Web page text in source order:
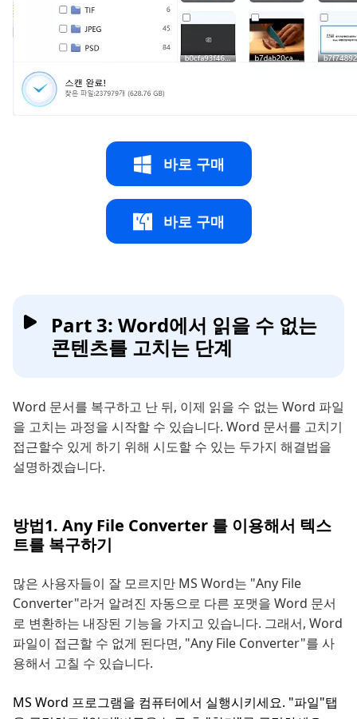
바로 구매
바로 구매
Part 3: Word에서 읽을 수 없는
콘텐츠를 고치는 단계
Word 문서를 복구하고 난 뒤, 이제 읽을 수 없는 Word 파일
을 고치는 과정을 시작할 수 있습니다. Word 문서를 고치기
접근할수 있게 하기 위해 시도할 수 있는 두가지 해결법을
설명하겠습니다.
방법1. Any File Converter 를 이용해서 텍스
트를 복구하기
많은 사용자들이 잘 모르지만 MS Word는 "Any File
Converter"라거 알려진 자동으로 다른 포맷을 Word 문서
로 변환하는 내장된 기능을 가지고 있습니다. 그래서, Word
파일이 접근할 수 없게 된다면, "Any File Converter"를 사
용해서 고칠 수 있습니다.
MS Word 프로그램을 컴퓨터에서 실행시키세요. "파일"탭